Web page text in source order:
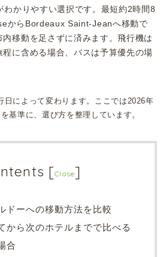
わかりやすい選択です。最短約2時間8
からBordeaux Saint-Jeanへ移動で
移動を足さずに済みます。飛行機は
に含める場合、バスは予算優先の場
日によって変わります。ここでは2026年
基準に、選び方を整理しています。
[Close]
ドーへの移動方法を比較
から次のホテルまでで比べる
合